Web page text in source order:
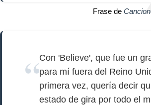
Frase de
Con 'Believe', que fue un
para mí fuera del Reino
primera vez, quería decir
estado de gira por todo el